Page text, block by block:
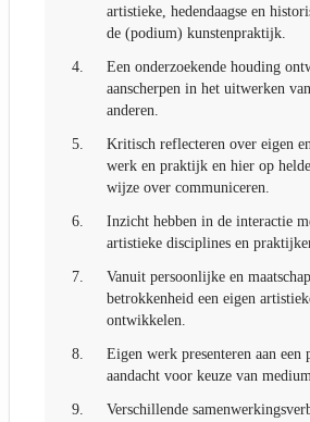
artistieke, hedendaagse en
de (podium) kunstenpraktijk.
4.
Een onderzoekende houding
aanscherpen in het uitwerken
anderen.
5.
Kritisch reflecteren over eigen
werk en praktijk en hier op
wijze over communiceren.
6.
Inzicht hebben in de interactie
artistieke disciplines en
7.
Vanuit persoonlijke en
betrokkenheid een eigen
ontwikkelen.
8.
Eigen werk presenteren aan een
aandacht voor keuze van
9.
Verschillende